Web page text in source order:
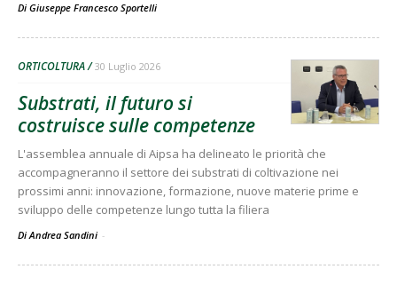
Di Giuseppe Francesco Sportelli
ORTICOLTURA 30 Luglio 2026
Substrati, il futuro si
costruisce sulle competenze
L'assemblea annuale di Aipsa ha delineato le priorità che
accompagneranno il settore dei substrati di coltivazione nei
prossimi anni: innovazione, formazione, nuove materie prime e
sviluppo delle competenze lungo tutta la filiera
Di Andrea Sandini -